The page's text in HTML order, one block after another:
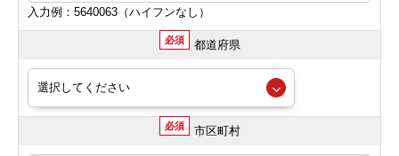
入力例：5640063（ハイフンなし）
必須 都道府県
必須 市区町村